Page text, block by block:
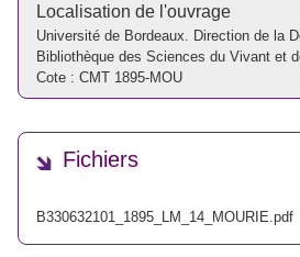
Localisation de l'ouvrage
Université de Bordeaux. Direction de la
Bibliothèque des Sciences du Vivant et
Cote : CMT 1895-MOU
Fichiers
B330632101_1895_LM_14_MOURIE.pdf